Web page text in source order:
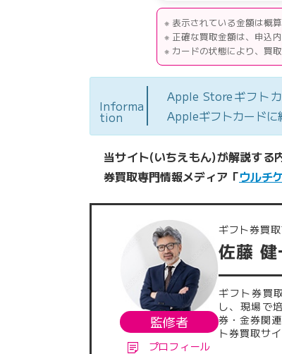
※ 表示されている金額は概算
※ 正確な買取金額は、申込
※ カードの状態により、買
Informa
tion
Apple Storeギフト
Appleギフトカードに
当サイト(いちえもん)が解説する
券買取専門情報メディア「ウルチ
監修者
プロフィール
ギフト券買
佐藤 健
ギフト券買
し、現場で
券・金券関
ト券買取サ